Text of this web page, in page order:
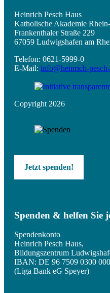
Heinrich Pesch Haus
Katholische Akademie
Frankenthaler Straße 229
67059 Ludwigshafen am
Telefon: 0621-5999-0
E-Mail: info@heinrich-
Copyright 2026
Jetzt spenden!
Spenden & helfen Sie
Spendenkonto
Heinrich Pesch Haus,
Bildungszentrum
IBAN: DE 96 7509 0300
(Liga Bank eG Speyer)